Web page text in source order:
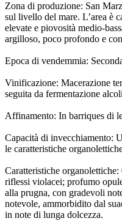
Zona di produzione: San
sul livello del mare. L’area è
elevate e piovosità medio-
argilloso, poco profondo e
Epoca di vendemmia:
Vinificazione: Macerazione
seguita da fermentazione
Affinamento: In barriques di
Capacità di invecchiamento:
le caratteristiche
Caratteristiche
riflessi violacei; profumo
alla prugna, con gradevoli
notevole, ammorbidito dal
in note di lunga dolcezza.